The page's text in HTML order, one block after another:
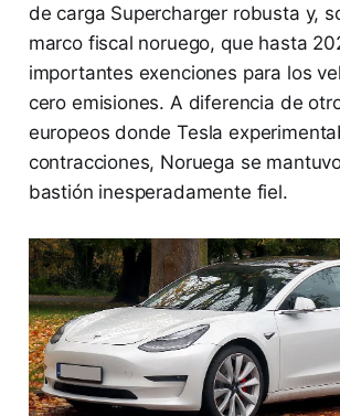
de carga Supercharger robusta y,
marco fiscal noruego, que hasta
importantes exenciones para los
cero emisiones. A diferencia de
europeos donde Tesla
contracciones, Noruega se
bastión inesperadamente fiel.